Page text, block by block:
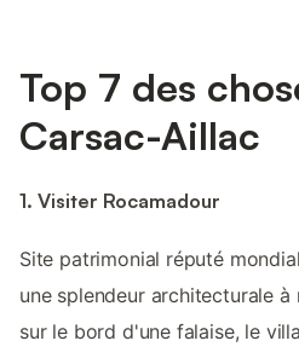
Top 7 des
Carsac-Aillac
1. Visiter Rocamadour
Site patrimonial réputé
une splendeur architecturale
sur le bord d'une falaise, le